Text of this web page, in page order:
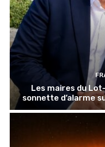
Les maires du
sonnette d’alarme